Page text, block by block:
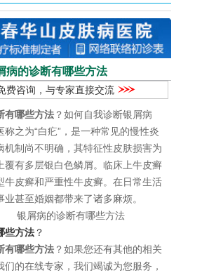
病的诊断有哪些方法
费咨询，与专家直接交流
有哪些方法 ？如何自我诊断银屑病
之为“白疕”，是一种常见的慢性炎
机制尚不明确，其特征性皮肤损害为
覆有多层银白色鳞屑。临床上牛皮癣
牛皮癣和严重性牛皮癣。在日常生活
甚至婚姻都带来了诸多麻烦。
些方法 ？
有哪些方法 ？如果您还有其他的相关
们的在线专家，我们竭诚为您服务，